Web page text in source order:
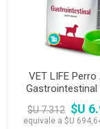
VET LIFE
Gastrointestinal
Comedero
$U 7.312 $U
equivale a $U